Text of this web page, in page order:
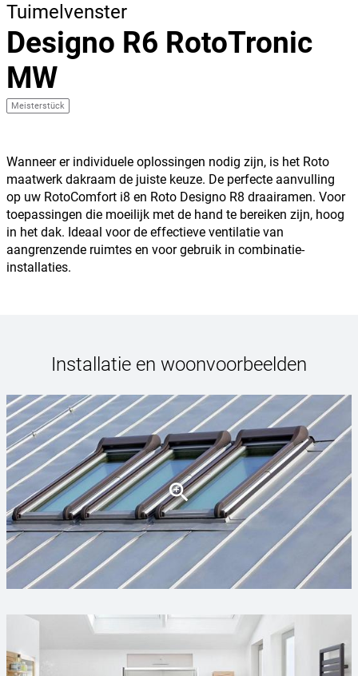
Tuimelvenster
Designo R6 RotoTronic
MW
Meisterstück
Wanneer er individuele oplossingen nodig zijn, is het Roto
maatwerk dakraam de juiste keuze. De perfecte aanvulling
op uw RotoComfort i8 en Roto Designo R8 draairamen. Voor
toepassingen die moeilijk met de hand te bereiken zijn, hoog
in het dak. Ideaal voor de effectieve ventilatie van
aangrenzende ruimtes en voor gebruik in combinatie-
installaties.
Installatie en woonvoorbeelden